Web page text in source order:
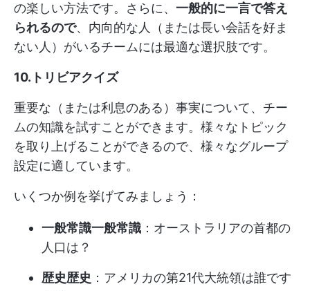
の楽しい方法です。さらに、 一般的に一言で答え
られるので、内向的な人（または長い会話を好ま
ない人）がいるチームには最適な選択肢です。
10.トリビアクイズ
重要な（または利息のある）事実について、チー
ムの知識を試すことができます。様々なトピック
を取り上げることができるので、様々なグループ
設定に適しています。
いくつか例を挙げてみましょう：
一般常識一般常識 ：オーストラリアの首都の
人口は？
歴史歴史 ：アメリカの第21代大統領は誰です